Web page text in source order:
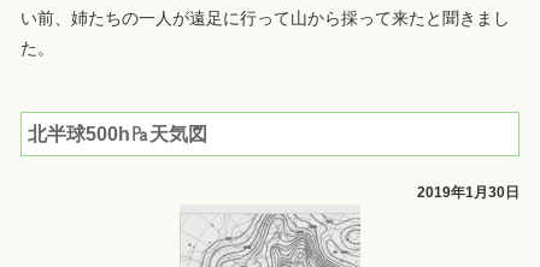
い前、姉たちの一人が遠足に行って山から採って来たと聞きまし
た。
北半球500h㎩天気図
2019年1月30日